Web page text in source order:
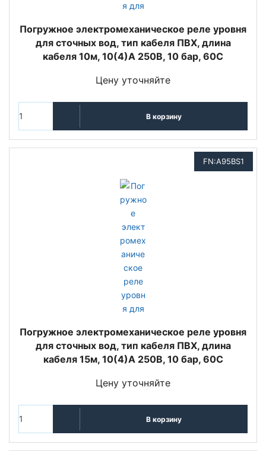
Погружное электромеханическое реле уровня
для сточных вод, тип кабеля ПВХ, длина
кабеля 10м, 10(4)A 250В, 10 бар, 60C
Цену уточняйте
В корзину
FN:A95BS1
Погружное электромеханическое реле уровня
для сточных вод, тип кабеля ПВХ, длина
кабеля 15м, 10(4)A 250В, 10 бар, 60C
Цену уточняйте
В корзину